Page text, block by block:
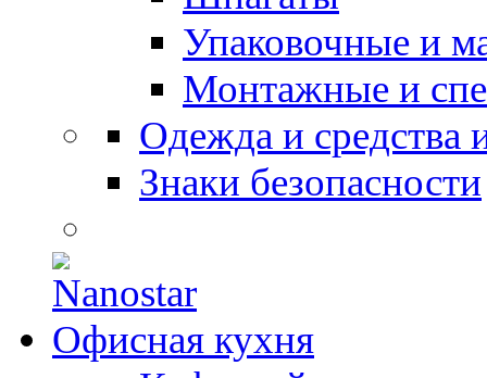
Упаковочные и
Монтажные и
Одежда и средства
Знаки безопасности
Офисная кухня